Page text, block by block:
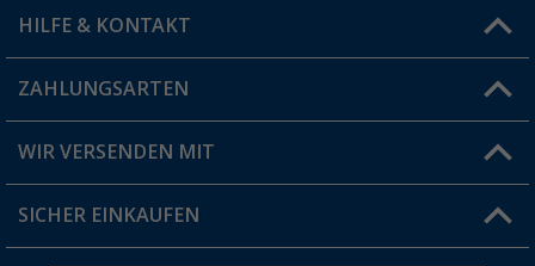
Vorteilskarte
Blog
Jobs & Karriere
HILFE & KONTAKT
FAQ & Kontakt
Versandinformationen
Rücksendung
ZAHLUNGSARTEN
WIR VERSENDEN MIT
SICHER EINKAUFEN